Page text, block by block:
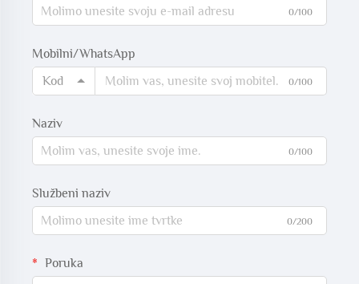
0/100
Mobilni/WhatsApp
Kod
0/100
Naziv
0/100
Službeni naziv
0/200
Poruka